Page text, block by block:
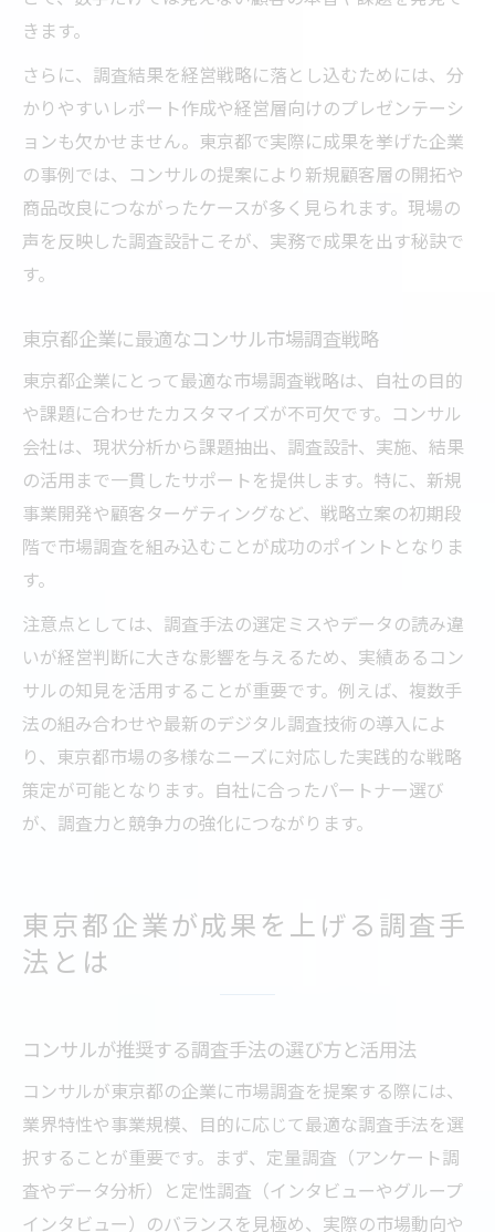
きます。
さらに、調査結果を経営戦略に落とし込むためには、分
かりやすいレポート作成や経営層向けのプレゼンテーシ
ョンも欠かせません。東京都で実際に成果を挙げた企業
の事例では、コンサルの提案により新規顧客層の開拓や
商品改良につながったケースが多く見られます。現場の
声を反映した調査設計こそが、実務で成果を出す秘訣で
す。
東京都企業に最適なコンサル市場調査戦略
東京都企業にとって最適な市場調査戦略は、自社の目的
や課題に合わせたカスタマイズが不可欠です。コンサル
会社は、現状分析から課題抽出、調査設計、実施、結果
の活用まで一貫したサポートを提供します。特に、新規
事業開発や顧客ターゲティングなど、戦略立案の初期段
階で市場調査を組み込むことが成功のポイントとなりま
す。
注意点としては、調査手法の選定ミスやデータの読み違
いが経営判断に大きな影響を与えるため、実績あるコン
サルの知見を活用することが重要です。例えば、複数手
法の組み合わせや最新のデジタル調査技術の導入によ
り、東京都市場の多様なニーズに対応した実践的な戦略
策定が可能となります。自社に合ったパートナー選び
が、調査力と競争力の強化につながります。
東京都企業が成果を上げる調査手
法とは
コンサルが推奨する調査手法の選び方と活用法
コンサルが東京都の企業に市場調査を提案する際には、
業界特性や事業規模、目的に応じて最適な調査手法を選
択することが重要です。まず、定量調査（アンケート調
査やデータ分析）と定性調査（インタビューやグループ
インタビュー）のバランスを見極め、実際の市場動向や